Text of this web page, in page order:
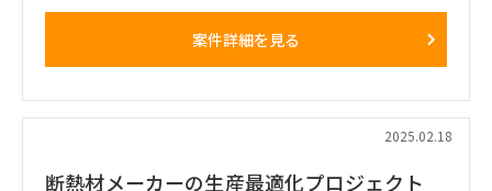
案件詳細を見る
2025.02.18
断熱材メーカーの生産最適化プロジェクト